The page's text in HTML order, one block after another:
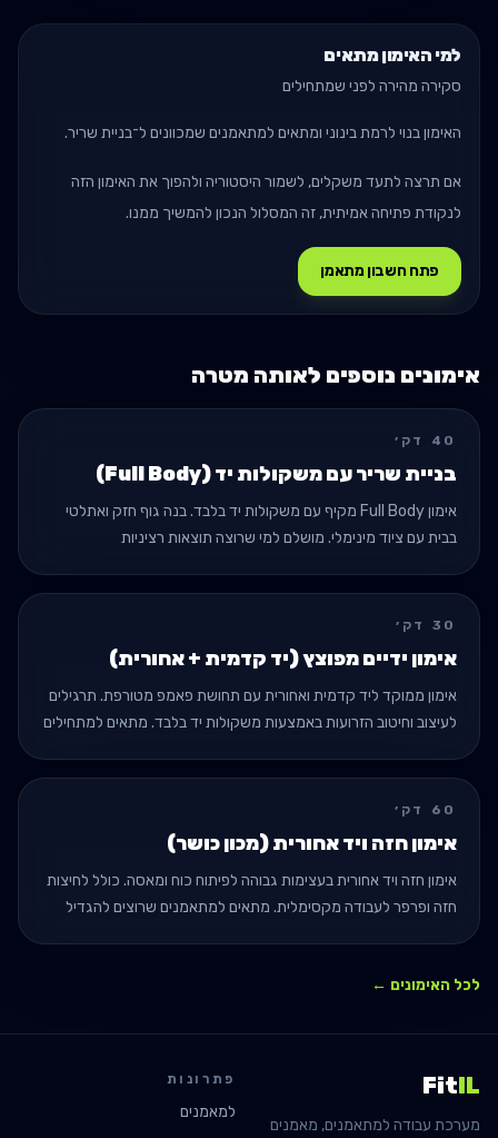
למי האימון מתאים
סקירה מהירה לפני שמתחילים
האימון בנוי לרמתבינוני ומתאים למתאמנים שמכוונים ל־בניית שריר.
אם תרצה לתעד משקלים, לשמור היסטוריה ולהפוך את האימון הזה
לנקודת פתיחה אמיתית, זה המסלול הנכון להמשיך ממנו.
פתח חשבון מתאמן
אימונים נוספים לאותה מטרה
40 דק׳
בניית שריר עם משקולות יד (Full Body)
אימון Full Body מקיף עם משקולות יד בלבד. בנה גוף חזק ואתלטי
בבית עם ציוד מינימלי. מושלם למי שרוצה תוצאות רציניות
30 דק׳
אימון ידיים מפוצץ (יד קדמית + אחורית)
אימון ממוקד ליד קדמית ואחורית עם תחושת פאמפ מטורפת. תרגילים
לעיצוב וחיטוב הזרועות באמצעות משקולות יד בלבד. מתאים למתחילים
60 דק׳
אימון חזה ויד אחורית (מכון כושר)
אימון חזה ויד אחורית בעצימות גבוהה לפיתוח כוח ומאסה. כולל לחיצות
חזה ופרפר לעבודה מקסימלית. מתאים למתאמנים שרוצים להגדיל
לכל האימונים ←
FitIL
מערכת עבודה למתאמנים, מאמנים
פתרונות
למאמנים